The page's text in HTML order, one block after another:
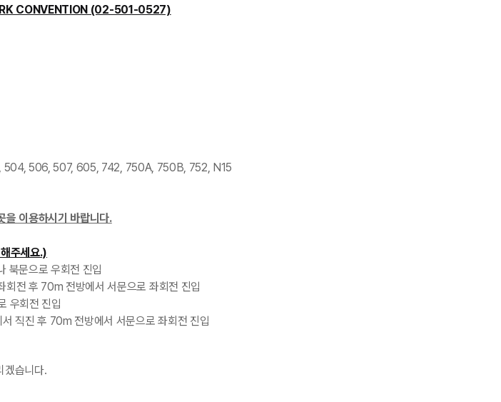
CONVENTION (02-501-0527)
504, 506, 507, 605, 742, 750A, 750B, 752, N15
을 이용하시기 바랍니다.
주세요.)
북문으로 우회전 진입
전 후 70m 전방에서 서문으로 좌회전 진입
우회전 진입
직진 후 70m 전방에서 서문으로 좌회전 진입
겠습니다.